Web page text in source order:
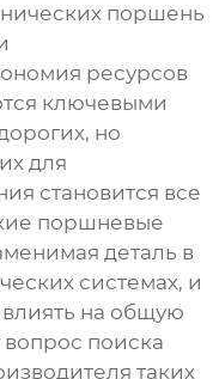
поршень
ресурсов
ключевыми
но
для
становится все
поршневые
деталь в
системах, и
на общую
вопрос поиска
таких